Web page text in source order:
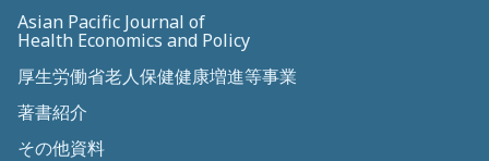
Asian Pacific Journal of
Health Economics and Policy
厚生労働省老人保健健康増進等事業
著書紹介
その他資料